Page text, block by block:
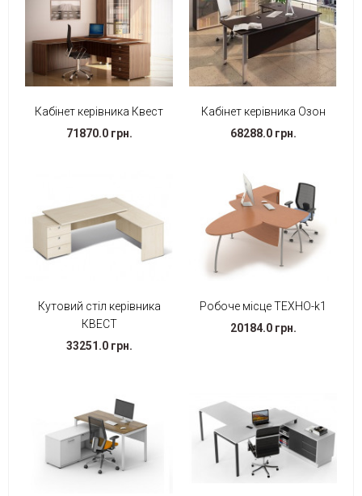
Кабінет керівника Квест
71870.0 грн.
Кабінет керівника Озон
68288.0 грн.
Кутовий стіл керівника
КВЕСТ
33251.0 грн.
Робоче місце ТЕХНО-k1
20184.0 грн.